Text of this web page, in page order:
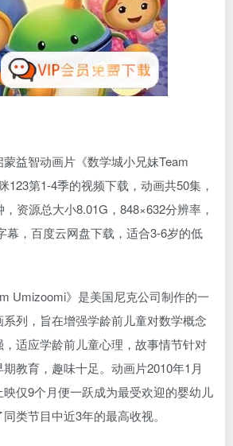
益智动画片《数学城小兄妹Team
123第1-4季的视频下载，动画共50集，
资源总大小8.01G，848×632分辨率，
幕，百度云网盘下载，适合3-6岁的低
Umizoomi》是美国尼克公司制作的一
列，旨在增强学龄前儿童对数学概念
适应学龄前儿童心理，故事情节针对
教育，趣味十足。动画片2010年1月
仅9个月便一跃成为最受欢迎的婴幼儿
类节目中近3年的最高收视。